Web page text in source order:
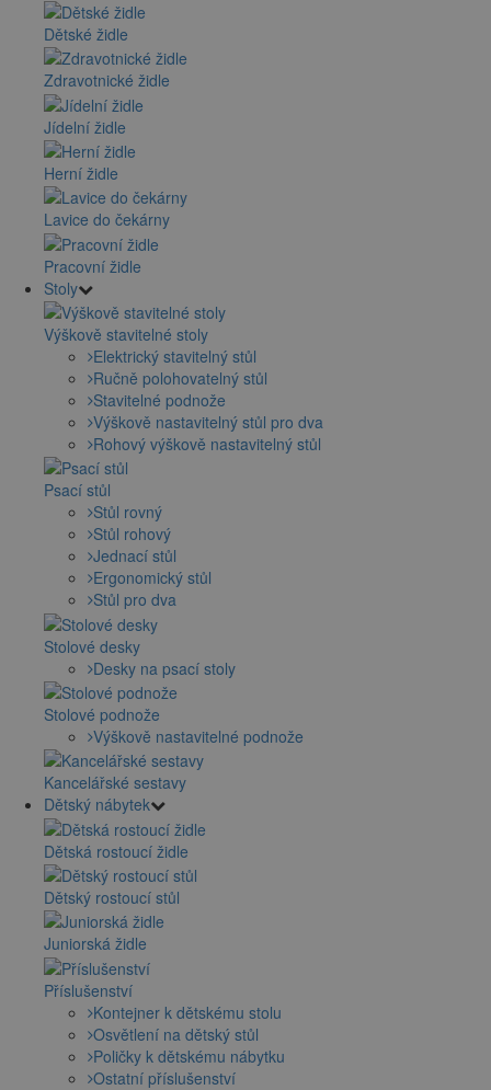
Dětské židle
Zdravotnické židle
Jídelní židle
Herní židle
Lavice do čekárny
Pracovní židle
Stoly
Výškově stavitelné stoly
Elektrický stavitelný stůl
Ručně polohovatelný stůl
Stavitelné podnože
Výškově nastavitelný stůl pro dva
Rohový výškově nastavitelný stůl
Psací stůl
Stůl rovný
Stůl rohový
Jednací stůl
Ergonomický stůl
Stůl pro dva
Stolové desky
Desky na psací stoly
Stolové podnože
Výškově nastavitelné podnože
Kancelářské sestavy
Dětský nábytek
Dětská rostoucí židle
Dětský rostoucí stůl
Juniorská židle
Příslušenství
Kontejner k dětskému stolu
Osvětlení na dětský stůl
Poličky k dětskému nábytku
Ostatní příslušenství